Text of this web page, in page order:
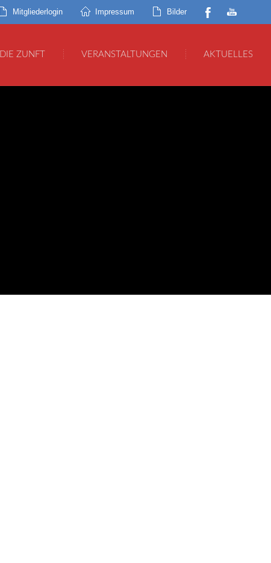
Mitgliederlogin Impressum Bilder
DIE ZUNFT VERANSTALTUNGEN AKTUELLES